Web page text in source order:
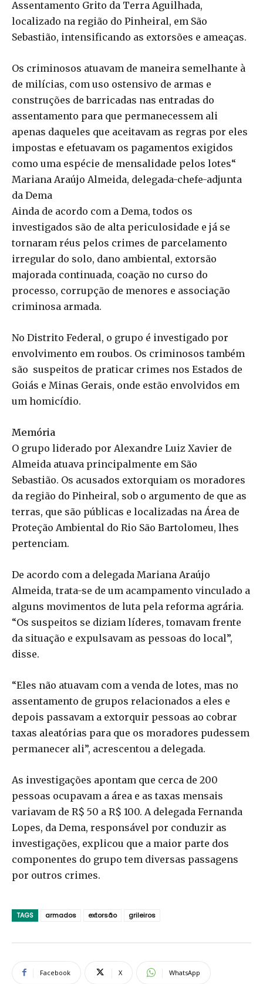
Assentamento Grito da Terra Aguilhada,
localizado na região do Pinheiral, em São
Sebastião, intensificando as extorsões e ameaças.
Os criminosos atuavam de maneira semelhante à
de milícias, com uso ostensivo de armas e
construções de barricadas nas entradas do
assentamento para que permanecessem ali
apenas daqueles que aceitavam as regras por eles
impostas e efetuavam os pagamentos exigidos
como uma espécie de mensalidade pelos lotes“
Mariana Araújo Almeida, delegada-chefe-adjunta
da Dema
Ainda de acordo com a Dema, todos os
investigados são de alta periculosidade e já se
tornaram réus pelos crimes de parcelamento
irregular do solo, dano ambiental, extorsão
majorada continuada, coação no curso do
processo, corrupção de menores e associação
criminosa armada.
No Distrito Federal, o grupo é investigado por
envolvimento em roubos. Os criminosos também
são suspeitos de praticar crimes nos Estados de
Goiás e Minas Gerais, onde estão envolvidos em
um homicídio.
Memória
O grupo liderado por Alexandre Luiz Xavier de
Almeida atuava principalmente em São
Sebastião. Os acusados extorquiam os moradores
da região do Pinheiral, sob o argumento de que as
terras, que são públicas e localizadas na Área de
Proteção Ambiental do Rio São Bartolomeu, lhes
pertenciam.
De acordo com a delegada Mariana Araújo
Almeida, trata-se de um acampamento vinculado a
alguns movimentos de luta pela reforma agrária.
“Os suspeitos se diziam líderes, tomavam frente
da situação e expulsavam as pessoas do local”,
disse.
“Eles não atuavam com a venda de lotes, mas no
assentamento de grupos relacionados a eles e
depois passavam a extorquir pessoas ao cobrar
taxas aleatórias para que os moradores pudessem
permanecer ali”, acrescentou a delegada.
As investigações apontam que cerca de 200
pessoas ocupavam a área e as taxas mensais
variavam de R$ 50 a R$ 100. A delegada Fernanda
Lopes, da Dema, responsável por conduzir as
investigações, explicou que a maior parte dos
componentes do grupo tem diversas passagens
por outros crimes.
TAGS armados extorsão grileiros
Facebook X WhatsApp